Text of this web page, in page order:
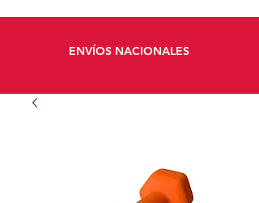
ENVÍOS NACIONALES